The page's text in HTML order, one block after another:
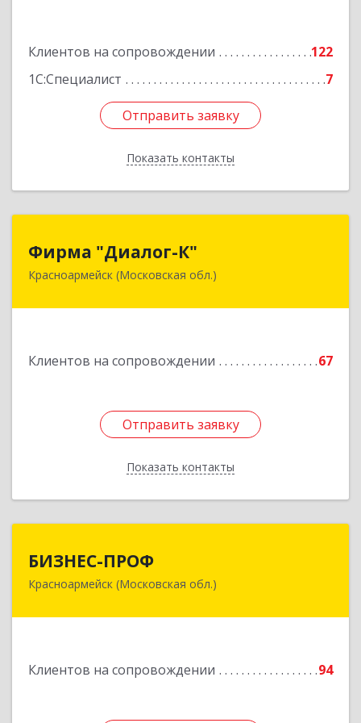
Клиентов на сопровождении
122
1С:Специалист
7
Отправить заявку
Показать контакты
Подробнее
Отправить заявку
Назад
Фирма "Диалог-К"
Красноармейск (Московская обл.)
Клиентов на сопровождении 67
Отправить заявку
Показать контакты
141292, Московская обл, Красноармейск г,
Отправить заявку
Назад
БИЗНЕС-ПРОФ
Красноармейск (Московская обл.)
Клиентов на сопровождении 94
141290, Московская обл, Красноармейск г,